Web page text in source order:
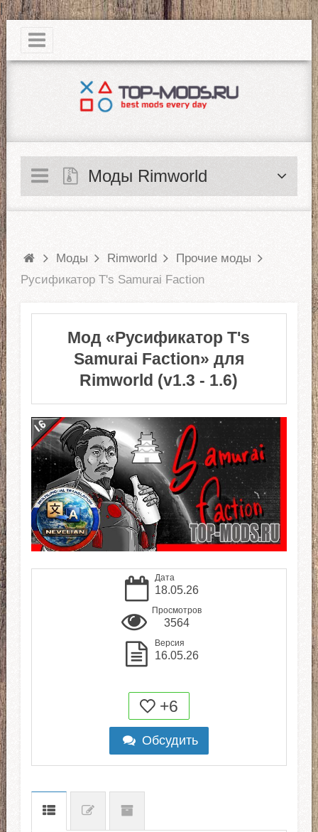
|
Моды Rimworld
Моды Rimworld
Прочие моды
Русификатор T's Samurai Faction
Мод «Русификатор T's
Samurai Faction» для
Rimworld (v1.3 - 1.6)
Дата
18.05.26
Просмотров
3564
Версия
16.05.26
+6
Обсудить